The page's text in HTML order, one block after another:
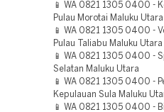
📱 WA 0821 1305 0400 -
Pulau Morotai Maluku Utara
📱 WA 0821 1305 0400 -
Pulau Taliabu Maluku Utara
📱 WA 0821 1305 0400 -
Selatan Maluku Utara
📱 WA 0821 1305 0400 -
Kepulauan Sula Maluku
📱 WA 0821 1305 0400 -